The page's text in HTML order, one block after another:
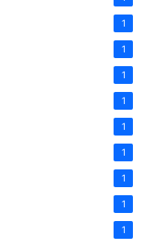
1
1
1
1
1
1
1
1
1